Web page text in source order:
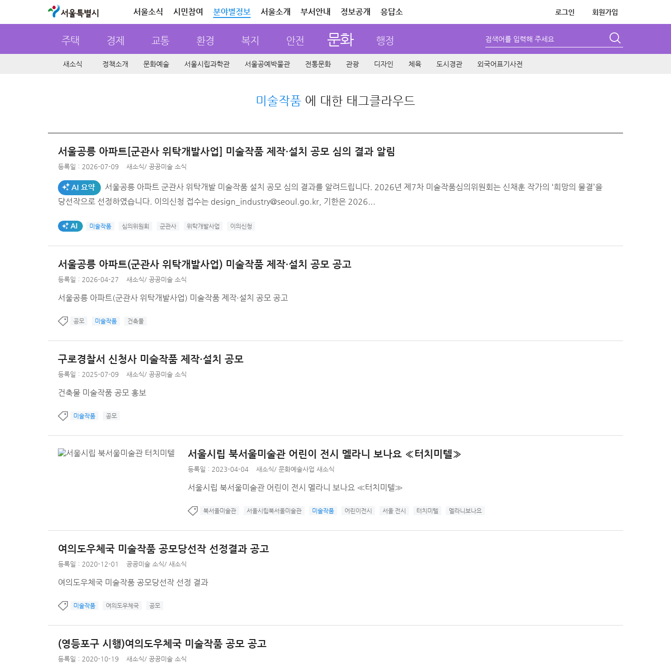
서울특별시 서울소식 시민참여 분야별정보 서울소개 부서안내 정보공개 응답소 로그인 회원가입
주택 경제 교통 환경 복지 안전 문화 행정 검색어를 입력해 주세요
새소식 정책소개 문화예술 서울시립과학관 서울공예박물관 전통문화 관광 디자인 체육 도시경관 외국어표기사전
미술작품 에 대한 태그클라우드
서울공릉 아파트[군관사 위탁개발사업] 미술작품 제작·설치 공모 심의 결과 알림
등록일 : 2026-07-09 새소식/ 공공미술 소식
AI 요약
서울공릉 아파트 군관사 위탁개발 미술작품 설치 공모 심의 결과를 알려드립니다. 2026년 제7차 미술작품심의위원회는 신채훈 작가의 ‘희망의 물결’을
당선작으로 선정하였습니다. 이의신청 접수는 design_industry@seoul.go.kr, 기한은 2026...
AI생성태그 미술작품 심의위원회 군관사 위탁개발사업 이의신청
서울공릉 아파트(군관사 위탁개발사업) 미술작품 제작·설치 공모 공고
등록일 : 2026-04-27 새소식/ 공공미술 소식
서울공릉 아파트(군관사 위탁개발사업) 미술작품 제작·설치 공모 공고
공모 미술작품 건축물
구로경찰서 신청사 미술작품 제작·설치 공모
등록일 : 2025-07-09 새소식/ 공공미술 소식
건축물 미술작품 공모 홍보
미술작품 공모
서울시립 북서울미술관 어린이 전시 멜라니 보나요 ≪터치미텔≫
등록일 : 2023-04-04 새소식/ 문화예술사업 새소식
서울시립 북서울미술관 어린이 전시 멜라니 보나요 ≪터치미텔≫
북서울미술관 서울시립북서울미술관 미술작품 어린이전시 서울 전시 터치미텔 멜라니보나요
여의도우체국 미술작품 공모당선작 선정결과 공고
등록일 : 2020-12-01 공공미술 소식/ 새소식
여의도우체국 미술작품 공모당선작 선정 결과
미술작품 여의도우체국 공모
(영등포구 시행)여의도우체국 미술작품 공모 공고
등록일 : 2020-10-19 새소식/ 공공미술 소식